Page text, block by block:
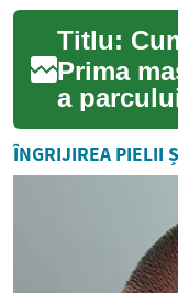
verifici
mod...
Prima
a
ÎNGRIJIREA PIELII